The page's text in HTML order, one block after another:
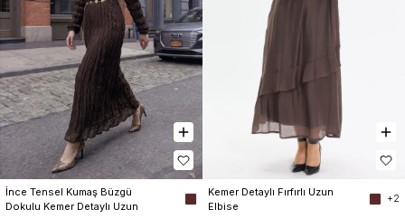
İnce Tensel Kumaş Büzgü
Dokulu Kemer Detaylı Uzun
Kemer Detaylı Fırfırlı Uzun
Elbise
+2